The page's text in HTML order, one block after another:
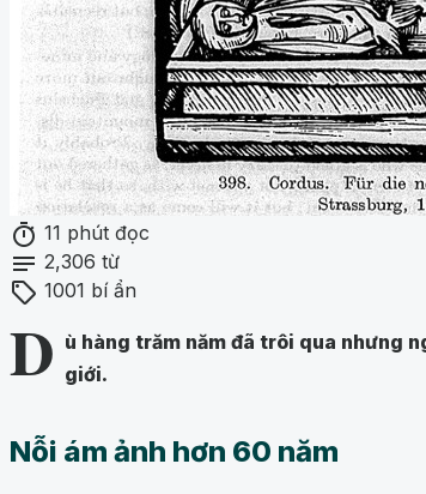
timer 11 phút đọc
notes 2,306 từ
sell 1001 bí ẩn
D ù hàng trăm năm đã trôi qua nhưng
giới.
Nỗi ám ảnh hơn 60 năm